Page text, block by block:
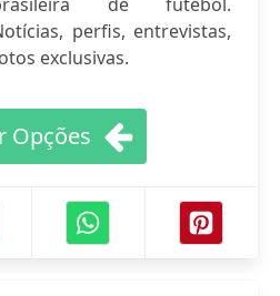
perfis, entrevistas,
exclusivas.
Opções